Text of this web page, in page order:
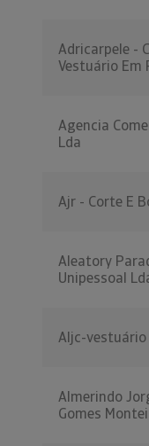
Adricarpele -
Vestuário Em
Agencia
Lda
Ajr - Corte E
Aleatory
Unipessoal
Aljc-vestuário
Almerindo
Gomes